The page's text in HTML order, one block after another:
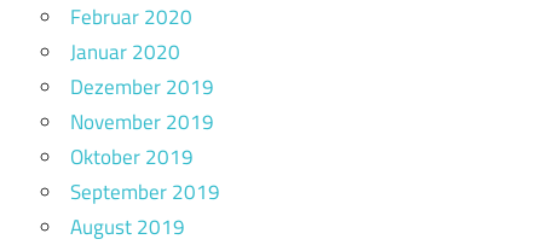
Februar 2020
Januar 2020
Dezember 2019
November 2019
Oktober 2019
September 2019
August 2019